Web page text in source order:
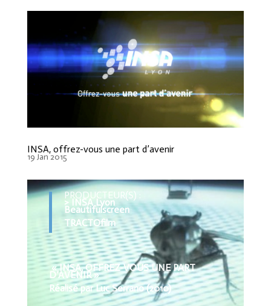
INSA, offrez-vous une part d’avenir
19 Jan 2015
PRODUCTEUR(S) :
> INSA Lyon
Beautifulscreen
TRACTOfilm
« INSA, OFFREZ-VOUS UNE PART
D’AVENIR »
Réalisé par Luc Serrano(2010)